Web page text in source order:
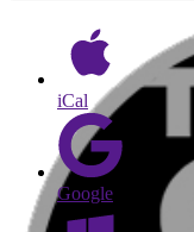
iCal
Google